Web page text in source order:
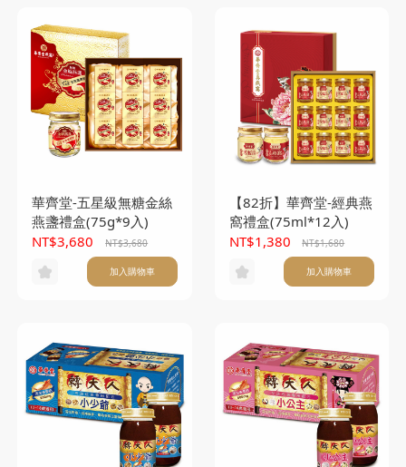
華齊堂-五星級無糖金絲
燕盞禮盒(75g*9入)
NT$3,680
NT$3,680
加入購物車
【82折】華齊堂-經典燕
窩禮盒(75ml*12入)
NT$1,380
NT$1,680
加入購物車